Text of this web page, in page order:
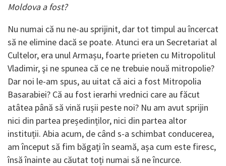
Moldova a fost?
Nu numai că nu ne-au sprijinit, dar tot timpul au încercat
să ne elimine dacă se poate. Atunci era un Secretariat al
Cultelor, era unul Armașu, foarte prieten cu Mitropolitul
Vladimir, şi ne spunea că ce ne trebuie nouă mitropolie?
Dar noi le-am spus, au uitat că aici a fost Mitropolia
Basarabiei? Că au fost ierarhi vrednici care au făcut
atâtea până să vină rușii peste noi? Nu am avut sprijin
nici din partea președinților, nici din partea altor
instituții. Abia acum, de când s-a schimbat conducerea,
am început să fim băgați în seamă, așa cum este firesc,
însă înainte au căutat toți numai să ne încurce.